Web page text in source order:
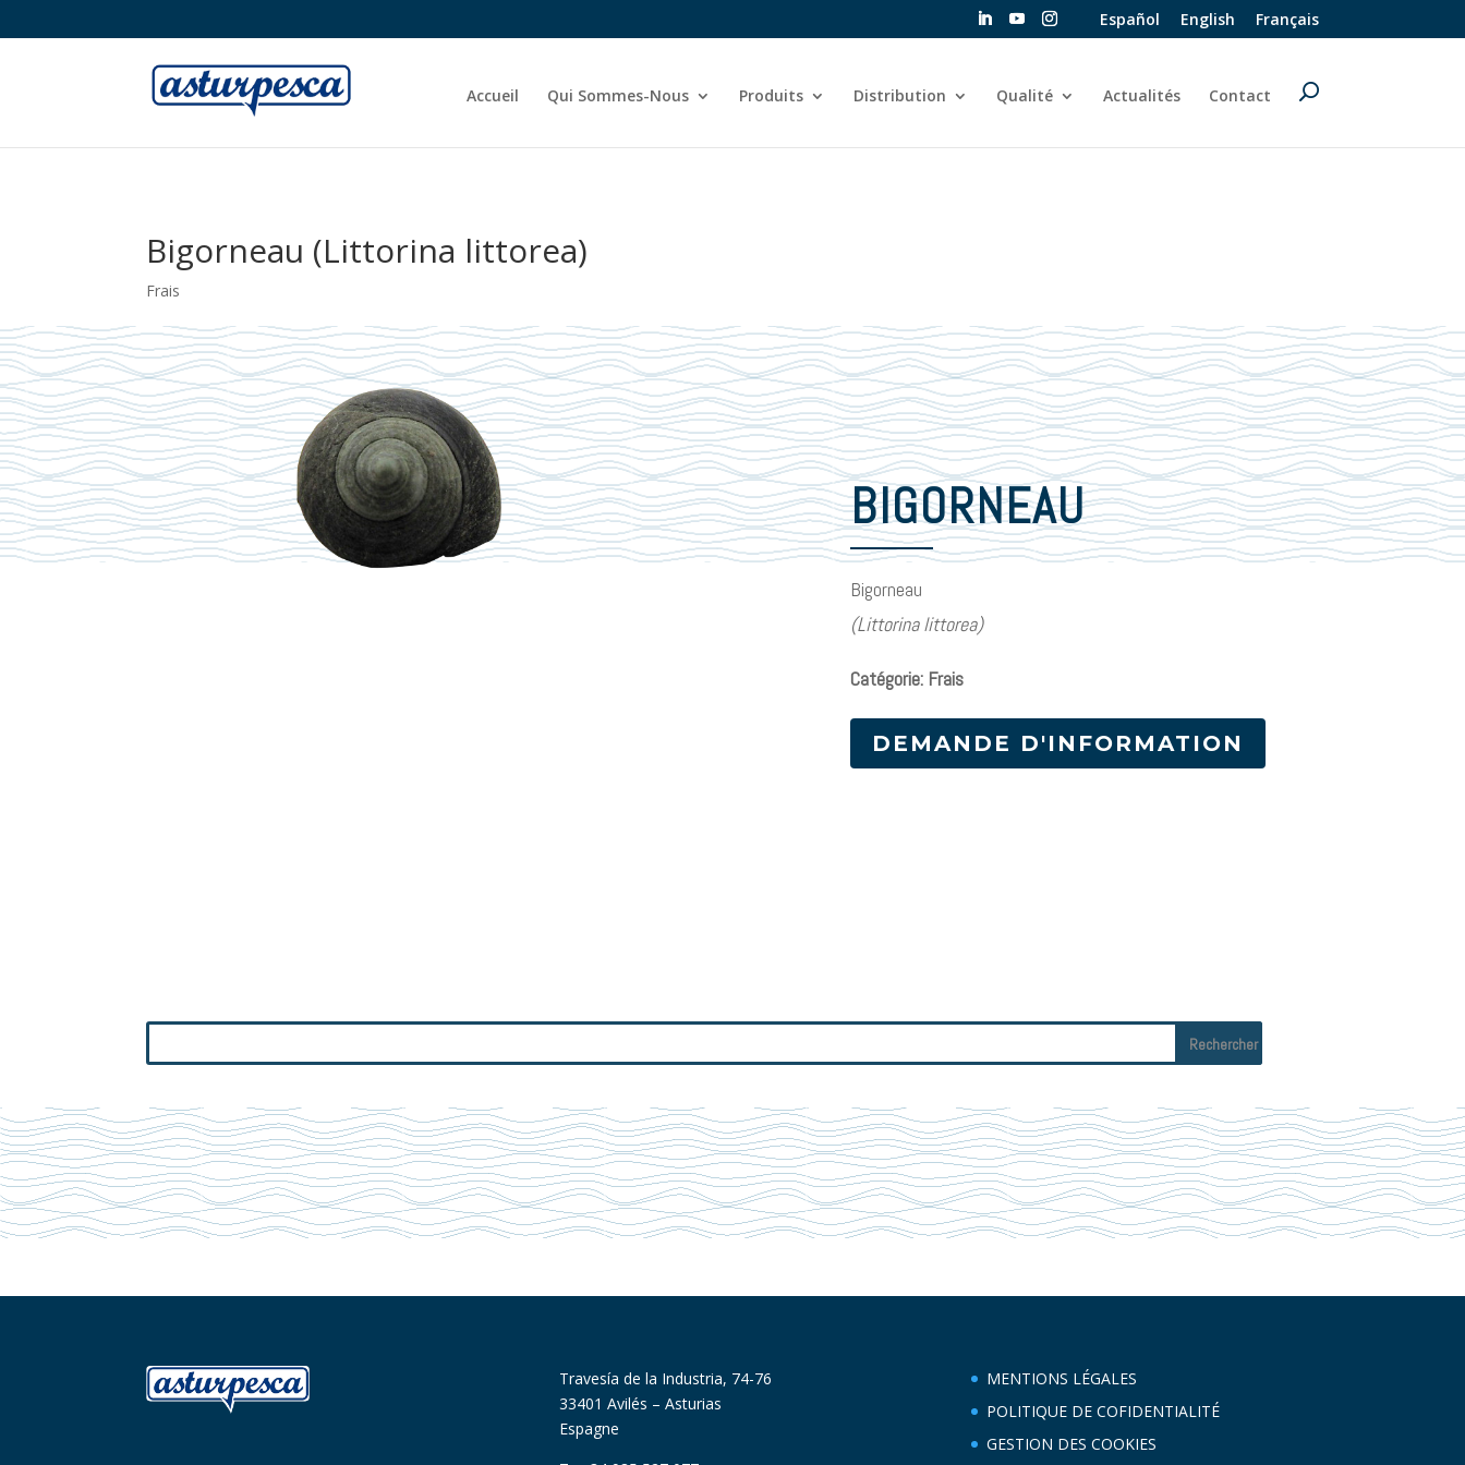
Español English Français
Accueil Qui Sommes-Nous Produits Distribution Qualité Actualités Contact
Bigorneau (Littorina littorea)
Frais
BIGORNEAU
Bigorneau
(Littorina littorea)
Catégorie: Frais
DEMANDE D'INFORMATION
Travesía de la Industria, 74-76
33401 Avilés – Asturias
Espagne
MENTIONS LÉGALES
POLITIQUE DE COFIDENTIALITÉ
GESTION DES COOKIES